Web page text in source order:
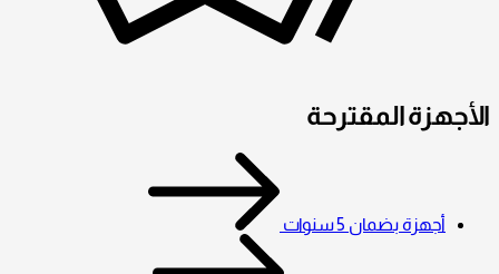
الأجهزة المقترحة
أجهزة بضمان 5 سنوات